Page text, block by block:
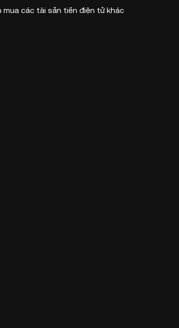
mua các tài sản tiền điện tử khác